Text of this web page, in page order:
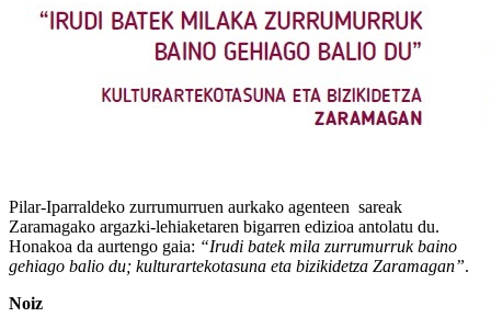
Pilar-Iparraldeko zurrumurruen aurkako agenteen sareak
Zaramagako argazki-lehiaketaren bigarren edizioa antolatu du.
Honakoa da aurtengo gaia: “Irudi batek mila zurrumurruk baino
gehiago balio du; kulturartekotasuna eta bizikidetza Zaramagan”.
Noiz